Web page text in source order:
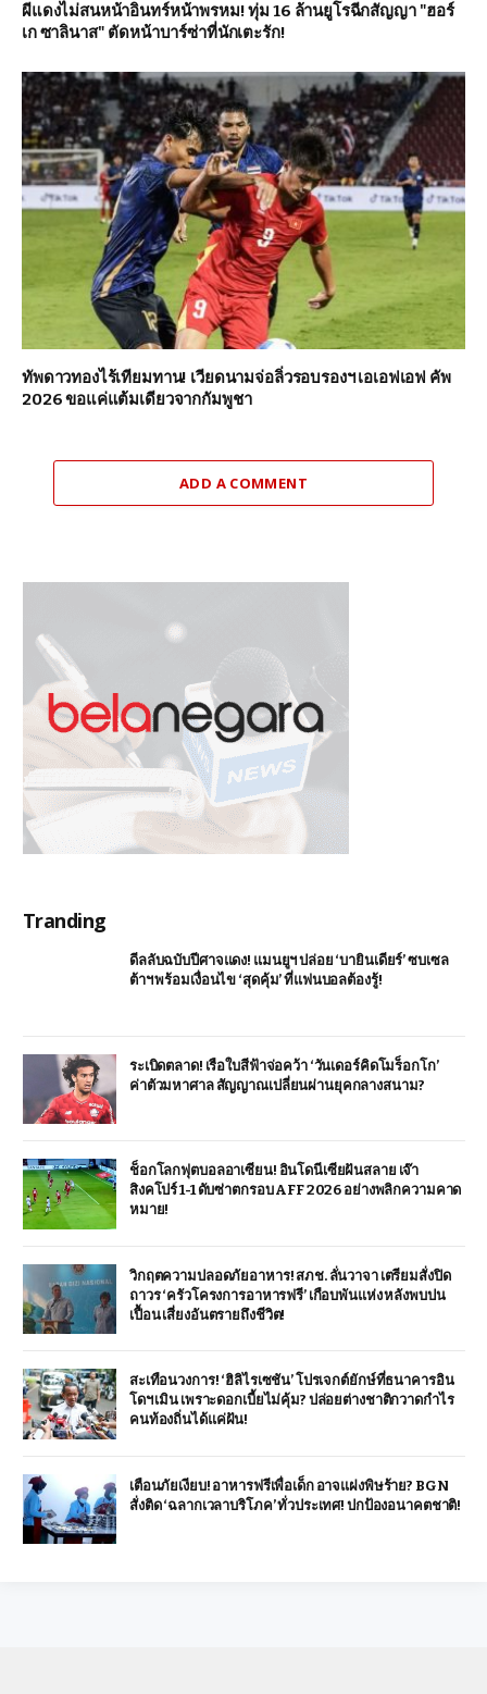
ผีแดงไม่สนหน้าอินทร์หน้าพรหม! ทุ่ม 16 ล้านยูโรฉีกสัญญา "ฮอร์
เก ซาลินาส" ตัดหน้าบาร์ซ่าที่นักเตะรัก!
ทัพดาวทองไร้เทียมทาน! เวียดนามจ่อลิ่วรอบรองฯ เอเอฟเอฟ คัพ
2026 ขอแค่แต้มเดียวจากกัมพูชา
ADD A COMMENT
Tranding
ดีลลับฉบับปีศาจแดง! แมนยูฯ ปล่อย ‘บายินเดียร์’ ซบเซล
ต้าฯ พร้อมเงื่อนไข ‘สุดคุ้ม’ ที่แฟนบอลต้องรู้!
ระเบิดตลาด! เรือใบสีฟ้าจ่อคว้า ‘วันเดอร์คิดโมร็อกโก’
ค่าตัวมหาศาล สัญญาณเปลี่ยนผ่านยุคกลางสนาม?
ช็อกโลกฟุตบอลอาเซียน! อินโดนีเซียฝันสลาย เจ๊า
สิงคโปร์ 1-1 ดับซ่าตกรอบ AFF 2026 อย่างพลิกความคาด
หมาย!
วิกฤตความปลอดภัยอาหาร! สภช. ลั่นวาจา เตรียมสั่งปิด
ถาวร ‘ครัวโครงการอาหารฟรี’ เกือบพันแห่ง หลังพบปน
เปื้อน เสี่ยงอันตรายถึงชีวิต!
สะเทือนวงการ! ‘ฮิลิไรเซชัน’ โปรเจกต์ยักษ์ที่ธนาคารอิน
โดฯ เมิน เพราะดอกเบี้ยไม่คุ้ม? ปล่อยต่างชาติกวาดกำไร
คนท้องถิ่นได้แค่ฝัน!
เตือนภัยเงียบ! อาหารฟรีเพื่อเด็ก อาจแฝงพิษร้าย? BGN
สั่งติด ‘ฉลากเวลาบริโภค’ ทั่วประเทศ! ปกป้องอนาคตชาติ!